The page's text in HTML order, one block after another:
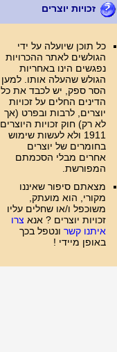
זכויות יוצרים
כל תוכן שיועלה על ידי
הגולשים לאתר ההכרויות
נפגשים הינו באחריות
הגולש שהעלה אותו. למען
הסר ספק, יש לכבד את כל
הדינים החלים על זכויות
יוצרים, לרבות ובפרט (אך
לא רק) חוק זכויות היוצרים
1911 ולא לעשות שימוש
בחומרים של יוצרים
אחרים מבלי הסכמתם
המפורשת.
מצאתם סיפור שאיננו
מקורי, הוא מועתק,
משוכפל ו/או שחלים עליו
זכויות יוצרים ? אנא צרו
איתנו קשר ונטפל בכך
באופן מיידי !